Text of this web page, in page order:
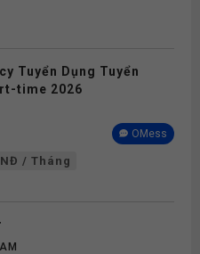
Tuyển Dụng Tuyển
time 2026
OMess
/ Tháng